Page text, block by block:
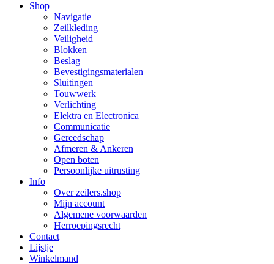
Shop
Navigatie
Zeilkleding
Veiligheid
Blokken
Beslag
Bevestigings­­materialen
Sluitingen
Touwwerk
Verlichting
Elektra en Electronica
Communicatie
Gereedschap
Afmeren & Ankeren
Open boten
Persoonlijke uitrusting
Info
Over zeilers.shop
Mijn account
Algemene voorwaarden
Herroepingsrecht
Contact
Lijstje
Winkelmand